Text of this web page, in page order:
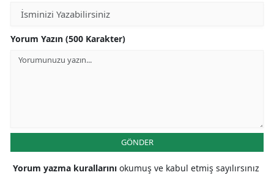
Yorum Yazın (500 Karakter)
GÖNDER
Yorum yazma kurallarını okumuş ve kabul etmiş sayılırsınız